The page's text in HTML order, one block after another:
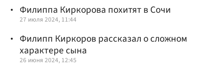
Филиппа Киркорова похитят в Сочи
27 июля 2024, 11:44
Филипп Киркоров рассказал о сложном
характере сына
26 июня 2024, 12:45